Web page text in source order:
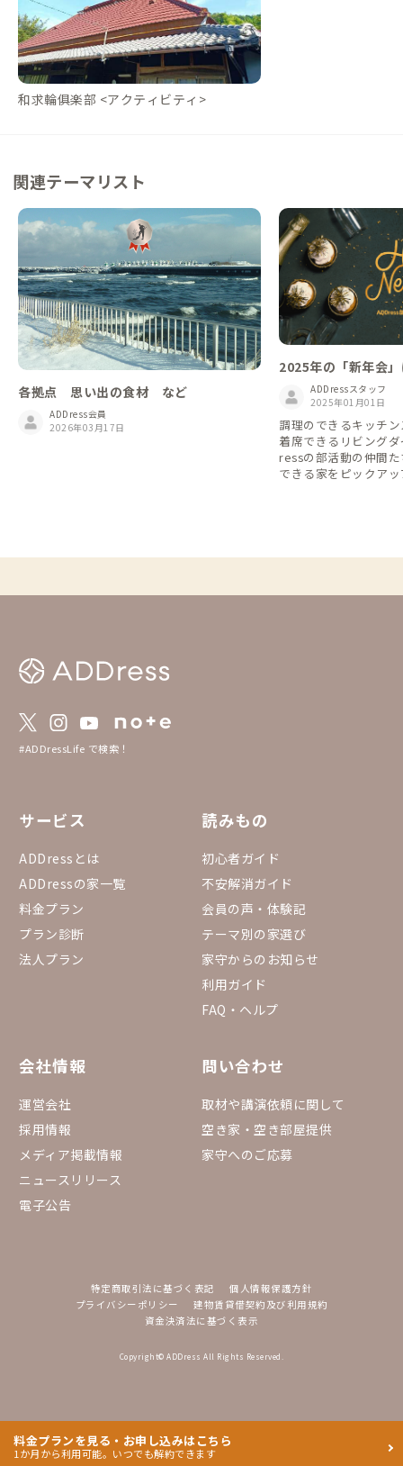
和求輪俱楽部 <アクティビティ>
関連テーマリスト
各拠点 思い出の食材 など
ADDress会員
2026年03月17日
2025年の「新年会
集！ADDress部活
間と企画しませんか
ADDressスタッフ
2025年01月01日
調理のできるキッチ
着席できるリビング
ressの部活動の仲間
できる家をピックア
参加していない会員
#ADDressLife で検索！
サービス
ADDressとは
ADDressの家一覧
料金プラン
プラン診断
法人プラン
読みもの
初心者ガイド
不安解消ガイド
会員の声・体験記
テーマ別の家選び
家守からのお知らせ
利用ガイド
FAQ・ヘルプ
会社情報
運営会社
採用情報
メディア掲載情報
ニュースリリース
電子公告
問い合わせ
取材や講演依頼に関して
空き家・空き部屋提供
家守へのご応募
特定商取引法に基づく表記
個人情報保護方針
プライバシーポリシー
建物賃貸借契約及び利用規約
資金決済法に基づく表示
Copyright© ADDress All Rights Reserved.
料金プランを見る・お申し込みはこちら
1か月から利用可能。いつでも解約できます